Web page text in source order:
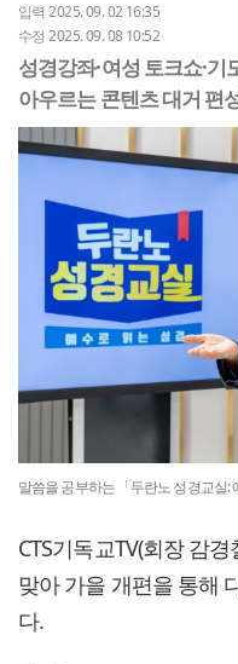
입력 2025. 09. 02 16:35
수정 2025. 09. 08 10:52
성경강좌·여성 토크쇼·
아우르는 콘텐츠 대거 편
말씀을 공부하는 「두란노 성경교실:
CTS기독교TV(회장 감
맞아 가을 개편을 통해
다.